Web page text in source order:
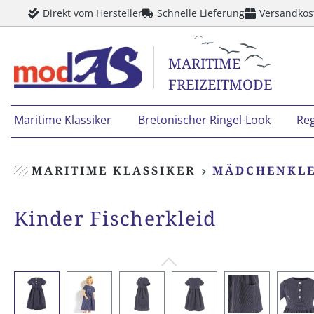
Zur Hauptnavigation springen
Direkt vom Hersteller Schnelle Lieferung
MARITIME
FREIZEITMODE
Maritime Klassiker Bretonischer Ringel-Look
MARITIME KLASSIKER
Kinder Fischerkleid
Bildergalerie überspringen